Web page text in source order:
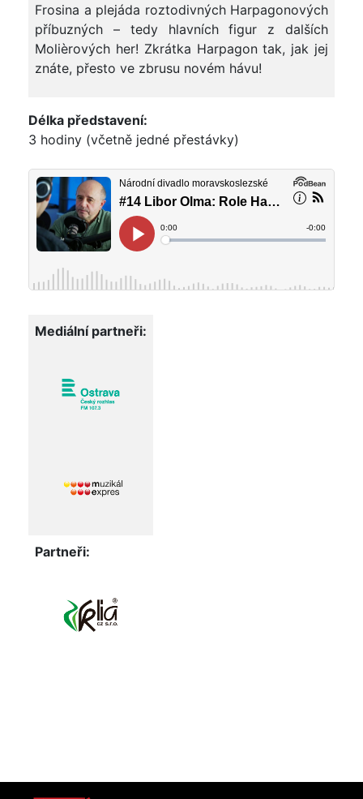
Frosina a plejáda roztodivných Harpagonových
příbuzných – tedy hlavních figur z dalších
Molièrových her! Zkrátka Harpagon tak, jak jej
znáte, přesto ve zbrusu novém hávu!
Délka představení:
3 hodiny (včetně jedné přestávky)
Mediální partneři:
Partneři: